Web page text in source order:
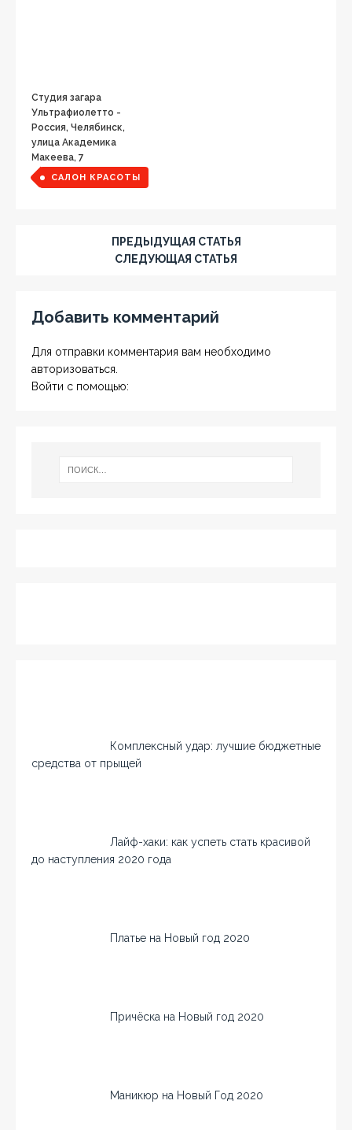
Студия загара
Ультрафиолетто -
Россия, Челябинск,
улица Академика
Макеева, 7
САЛОН КРАСОТЫ
ПРЕДЫДУЩАЯ СТАТЬЯ
СЛЕДУЮЩАЯ СТАТЬЯ
Добавить комментарий
Для отправки комментария вам необходимо
авторизоваться
Войти с помощью:
Комплексный удар: лучшие бюджетные
средства от прыщей
Лайф-хаки: как успеть стать красивой
до наступления 2020 года
Платье на Новый год 2020
Причёска на Новый год 2020
Маникюр на Новый Год 2020